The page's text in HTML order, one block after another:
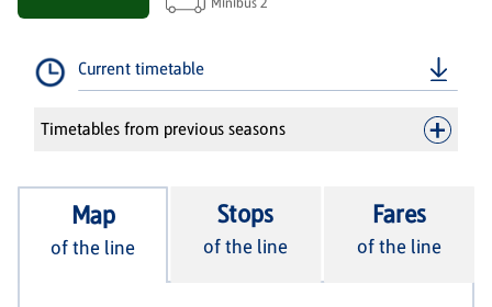
Current timetable
Timetables from previous seasons
Map
of the line
Stops
of the line
Fares
of the line